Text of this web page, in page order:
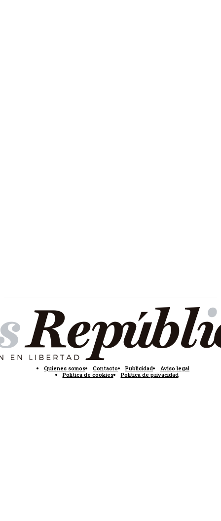
Quienes somos Contacto Publicidad
Aviso legal
Política de cookies
Política de privacidad